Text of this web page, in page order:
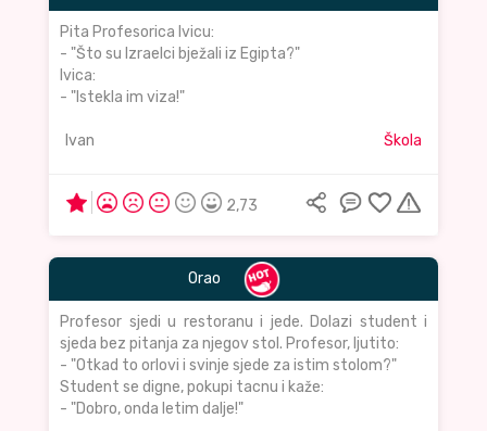
Pita Profesorica Ivicu:
- "Što su Izraelci bježali iz Egipta?"
Ivica:
- "Istekla im viza!"
Ivan Škola
2,73
Orao
Profesor sjedi u restoranu i jede. Dolazi student i
sjeda bez pitanja za njegov stol. Profesor, ljutito:
- "Otkad to orlovi i svinje sjede za istim stolom?"
Student se digne, pokupi tacnu i kaže:
- "Dobro, onda letim dalje!"